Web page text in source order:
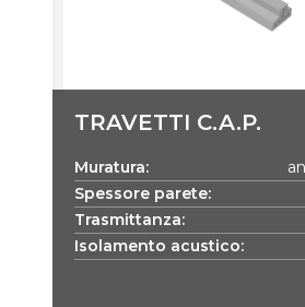
TRAVETTI C.A.P.
Muratura:
Spessore parete:
Trasmittanza:
Isolamento acustico: